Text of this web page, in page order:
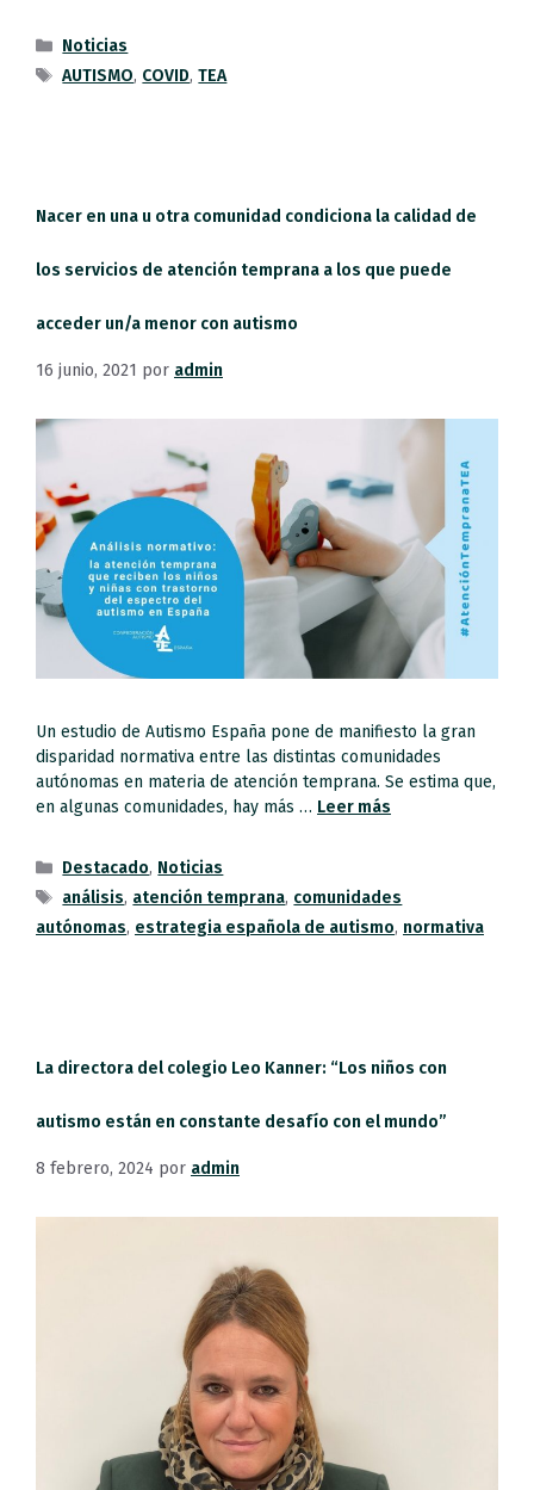
Noticias
AUTISMO, COVID,TEA
Nacer en una u otra comunidad condiciona la calidad de
los servicios de atención temprana a los que puede
acceder un/a menor con autismo
16 junio, 2021 por admin
Un estudio de Autismo España pone de manifiesto la gran
disparidad normativa entre las distintas comunidades
autónomas en materia de atención temprana. Se estima que,
en algunas comunidades, hay más … Leer más
Destacado, Noticias
análisis, atención temprana, comunidades
autónomas, estrategia española de autismo, normativa
La directora del colegio Leo Kanner: “Los niños con
autismo están en constante desafío con el mundo”
8 febrero, 2024 por admin